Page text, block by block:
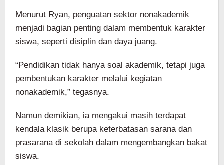
Menurut Ryan, penguatan sektor nonakademik
menjadi bagian penting dalam membentuk karakter
siswa, seperti disiplin dan daya juang.
“Pendidikan tidak hanya soal akademik, tetapi juga
pembentukan karakter melalui kegiatan
nonakademik,” tegasnya.
Namun demikian, ia mengakui masih terdapat
kendala klasik berupa keterbatasan sarana dan
prasarana di sekolah dalam mengembangkan bakat
siswa.